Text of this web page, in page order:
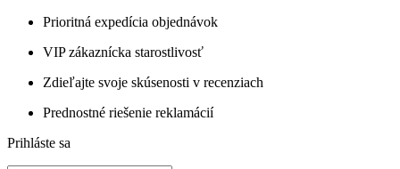
Prioritná expedícia objednávok
VIP zákaznícka starostlivosť
Zdieľajte svoje skúsenosti v recenziach
Prednostné riešenie reklamácií
Prihláste sa